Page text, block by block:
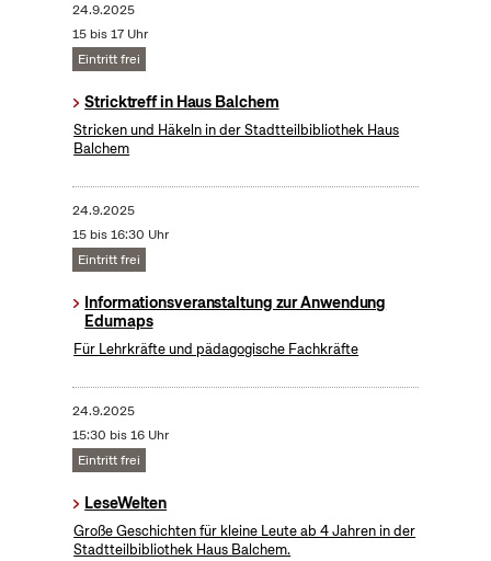
24.9.2025
15 bis 17 Uhr
Eintritt frei
Stricktreff in Haus Balchem
Stricken und Häkeln in der Stadtteilbibliothek Haus
Balchem
24.9.2025
15 bis 16:30 Uhr
Eintritt frei
Informationsveranstaltung zur Anwendung
Edumaps
Für Lehrkräfte und pädagogische Fachkräfte
24.9.2025
15:30 bis 16 Uhr
Eintritt frei
LeseWelten
Große Geschichten für kleine Leute ab 4 Jahren in der
Stadtteilbibliothek Haus Balchem.